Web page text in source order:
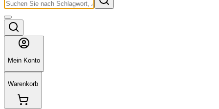
Mein Konto
Warenkorb